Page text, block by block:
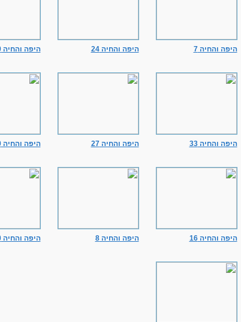
היפה והחיה 7 היפה והחיה 24 היפה והחיה 9
היפה והחיה 33 היפה והחיה 27 היפה והחיה 20
היפה והחיה 16 היפה והחיה 8 היפה והחיה 10